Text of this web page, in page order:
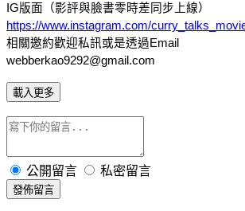
IG版面（影評與臉書零時差同步上線）
https://www.instagram.com/
相關邀約歡迎私訊或是透過Email
webberkao9292@gmail.com
載入更多
公開留言 私密留言
發佈留言